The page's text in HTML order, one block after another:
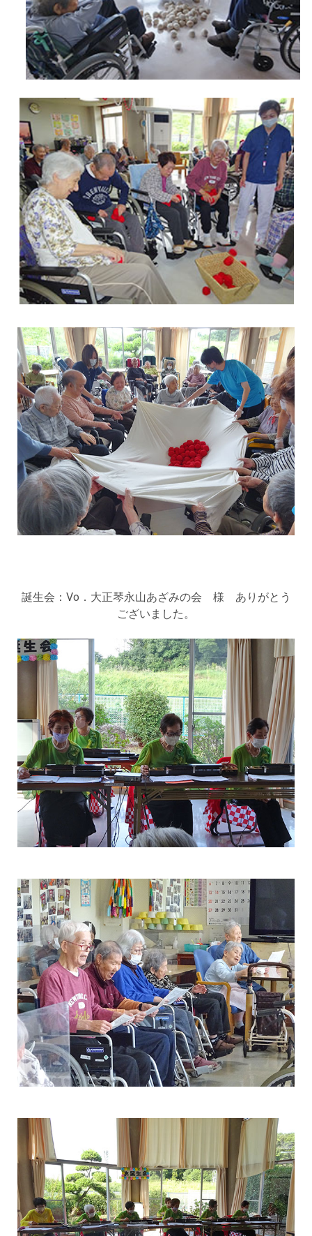
誕生会：Vo．大正琴永山あざみの会 様 ありがとう
ございました。